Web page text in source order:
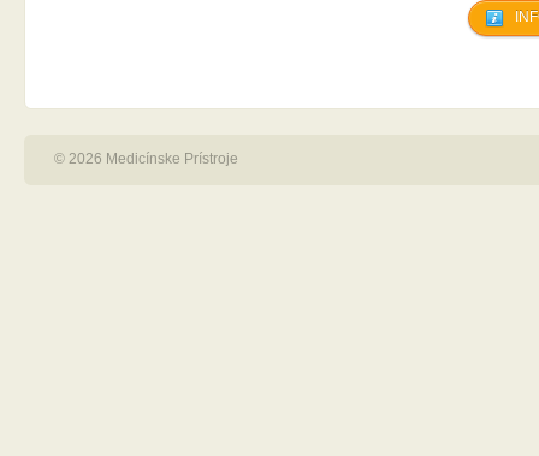
© 2026 Medicínske Prístroje